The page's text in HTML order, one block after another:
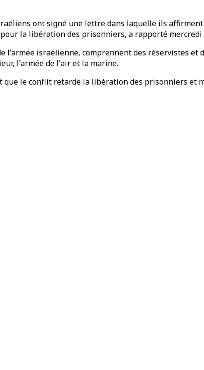
ont signé une lettre dans laquelle ils
la libération des prisonniers, a rapporté mercredi
israélienne, comprennent des réservistes et
l'armée de l'air et la marine.
le conflit retarde la libération des prisonniers et